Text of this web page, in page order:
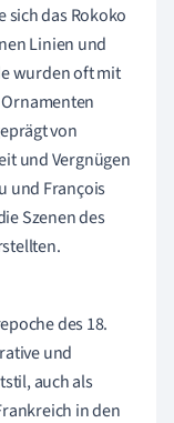
das Rokoko
Linien und
wurden oft mit
von
und Vergnügen
und François
Szenen des
des 18.
und
auch als
in den